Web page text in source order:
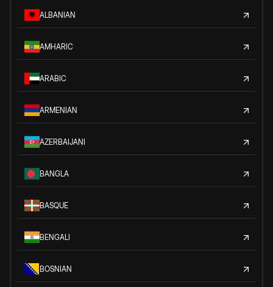
ALBANIAN
AMHARIC
ARABIC
ARMENIAN
AZERBAIJANI
BANGLA
BASQUE
BENGALI
BOSNIAN